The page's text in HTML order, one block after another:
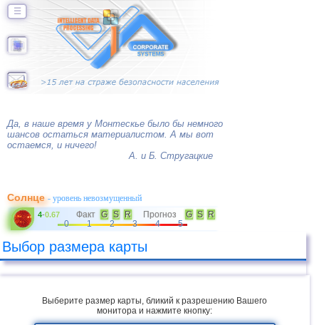
☰
Да, в наше время у Монтескье было бы немного
шансов остаться материалистом. А мы вот
остаемся, и ничего!
А. и Б. Стругацкие
Солнце- уровень невозмущенный
4-0.67 Факт G S R Прогноз G S
R
0
1 2 3 4 5
Выбор размера карты
Выберите размер карты, бликий к разрешению Вашего
монитора и нажмите кнопку: